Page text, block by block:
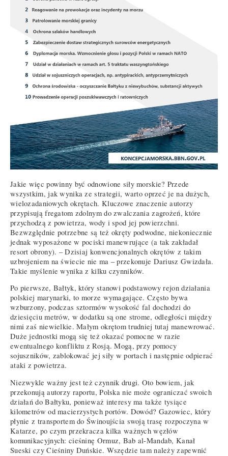
Jakie więc powinny być odnowione siły morskie? Przede
wszystkim, jak wynika ze strategii, warto oprzeć je na dużych,
wielozadaniowych okrętach. Kluczowe znaczenie autorzy
przypisują fregatom zdolnym do zwalczania zagrożeń, które
przychodzą z powietrza, wody i spod jej powierzchni.
Bezwzględnie potrzebne są też okręty podwodne, niekoniecznie
jednak wyposażone w pociski manewrujące (a tak zakładał
resort obrony). – Dzisiaj konwencjonalnych okrętów z takim
uzbrojeniem na świecie nie ma – przekonuje Dariusz Gwizdała.
Takie myślenie wynika z kilku czynników.
Po pierwsze, Bałtyk, który stanowi podstawowy rejon działania
polskiej marynarki, to morze wymagające. Często bywa
wzburzony, podczas sztormów wysokość fal dochodzi do
dziesięciu metrów, w dodatku są one strome, odległości między
nimi zaś niewielkie. Małym okrętom trudniej tutaj manewrować.
Duże jednostki mogą się też okazać pomocne w razie
ewentualnego konfliktu z Rosją. Mogą, przy pomocy
sojuszników, zablokować jej siły w portach i następnie odpierać
ataki z powietrza.
Niezwykle ważny jest też czynnik drugi. Oto bowiem, jak
przekonują autorzy raportu, Polska nie może ograniczać swoich
działań do Bałtyku, ponieważ interesy ma także tysiące
kilometrów od macierzystych portów. Dowód? Gazowiec, który
płynie z transportem do Świnoujścia swoją trasę rozpoczyna w
Katarze, po czym przekracza kilka ważnych węzłów
komunikacyjnych: cieśninę Ormuz, Bab al-Mandab, Kanał
Sueski czy Cieśniny Duńskie. Wszędzie tam należy zapewnić